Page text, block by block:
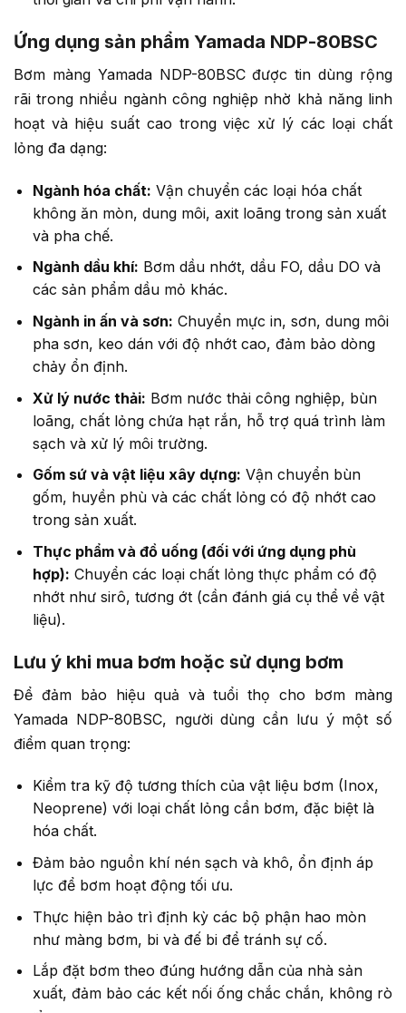
Ứng dụng sản phẩm Yamada NDP-80BSC
Bơm màng Yamada NDP-80BSC được tin dùng rộng
rãi trong nhiều ngành công nghiệp nhờ khả năng linh
hoạt và hiệu suất cao trong việc xử lý các loại chất
lỏng đa dạng:
Ngành hóa chất: Vận chuyển các loại hóa chất
không ăn mòn, dung môi, axit loãng trong sản xuất
và pha chế.
Ngành dầu khí: Bơm dầu nhớt, dầu FO, dầu DO và
các sản phẩm dầu mỏ khác.
Ngành in ấn và sơn: Chuyển mực in, sơn, dung môi
pha sơn, keo dán với độ nhớt cao, đảm bảo dòng
chảy ổn định.
Xử lý nước thải: Bơm nước thải công nghiệp, bùn
loãng, chất lỏng chứa hạt rắn, hỗ trợ quá trình làm
sạch và xử lý môi trường.
Gốm sứ và vật liệu xây dựng: Vận chuyển bùn
gốm, huyền phù và các chất lỏng có độ nhớt cao
trong sản xuất.
Thực phẩm và đồ uống (đối với ứng dụng phù
hợp): Chuyển các loại chất lỏng thực phẩm có độ
nhớt như sirô, tương ớt (cần đánh giá cụ thể về vật
liệu).
Lưu ý khi mua bơm hoặc sử dụng bơm
Để đảm bảo hiệu quả và tuổi thọ cho bơm màng
Yamada NDP-80BSC, người dùng cần lưu ý một số
điểm quan trọng:
Kiểm tra kỹ độ tương thích của vật liệu bơm (Inox,
Neoprene) với loại chất lỏng cần bơm, đặc biệt là
hóa chất.
Đảm bảo nguồn khí nén sạch và khô, ổn định áp
lực để bơm hoạt động tối ưu.
Thực hiện bảo trì định kỳ các bộ phận hao mòn
như màng bơm, bi và đế bi để tránh sự cố.
Lắp đặt bơm theo đúng hướng dẫn của nhà sản
xuất, đảm bảo các kết nối ống chắc chắn, không rò